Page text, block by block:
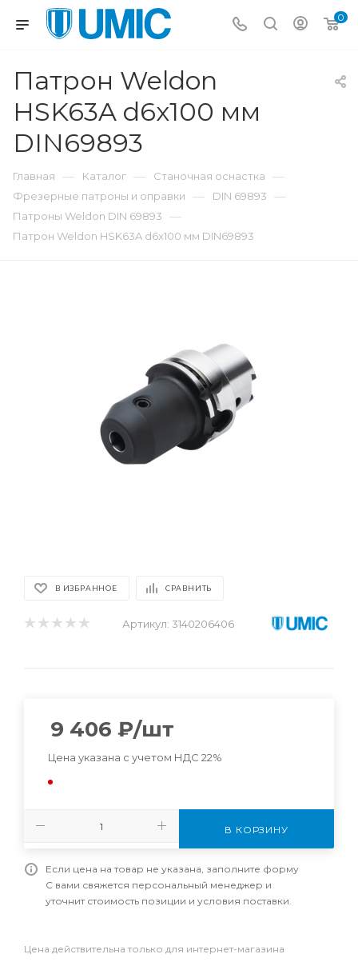
0
Патрон Weldon
HSK63A d6x100 мм
DIN69893
Главная — Каталог — Станочная оснастка —
Фрезерные патроны и оправки — DIN 69893 —
Патроны Weldon DIN 69893 —
Патрон Weldon HSK63A d6x100 мм DIN69893
В ИЗБРАННОЕ СРАВНИТЬ
Артикул: 3140206406
9 406 ₽/шт
Цена указана с учетом НДС 22%
В КОРЗИНУ
Если цена на товар не указана, заполните форму
С вами свяжется персональный менеджер и
уточнит стоимость позиции и условия поставки.
Цена действительна только для интернет-магазина